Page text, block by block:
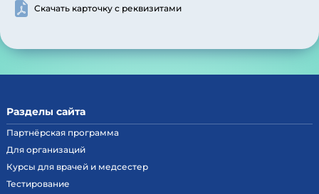
Скачать карточку с реквизитами
Разделы сайта
Партнёрская программа
Для организаций
Курсы для врачей и медсестер
Тестирование